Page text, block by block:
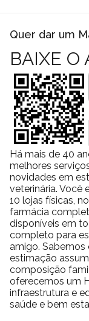
Quer dar um
BAIXE O
Há mais de 40
melhores
novidades em
veterinária. Você
10 lojas físicas,
farmácia
disponíveis em
completo para
amigo. Sabemos
estimação
composição
oferecemos um
infraestrutura e
saúde e bem